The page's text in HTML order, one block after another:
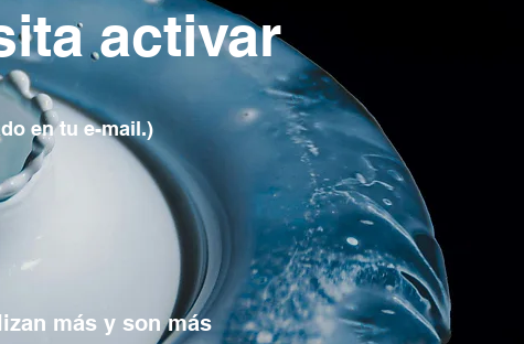
activar
en tu e-mail.)
más y son más